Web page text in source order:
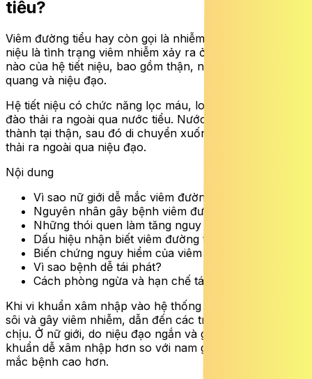
tiểu?
Viêm đường tiểu hay còn gọi là nhiễm trùng đường tiết
niệu là tình trạng viêm nhiễm xảy ra ở bất kỳ bộ phận
nào của hệ tiết niệu, bao gồm thận, niệu quản, bàng
quang và niệu đạo.
Hệ tiết niệu có chức năng lọc máu, loại bỏ chất thải và
đào thải ra ngoài qua nước tiểu. Nước tiểu được hình
thành tại thận, sau đó di chuyển xuống bàng quang và
thải ra ngoài qua niệu đạo.
Nội dung
Vì sao nữ giới dễ mắc viêm đường tiểu?
Nguyên nhân gây bệnh viêm đường tiểu
Những thói quen làm tăng nguy cơ mắc bệnh
Dấu hiệu nhận biết viêm đường tiểu ở nữ giới
Biến chứng nguy hiểm của viêm đường tiểu
Vì sao bệnh dễ tái phát?
Cách phòng ngừa và hạn chế tái phát
Khi vi khuẩn xâm nhập vào hệ thống này, chúng sinh
sôi và gây viêm nhiễm, dẫn đến các triệu chứng khó
chịu. Ở nữ giới, do niệu đạo ngắn và gần hậu môn, vi
khuẩn dễ xâm nhập hơn so với nam giới, khiến nguy cơ
mắc bệnh cao hơn.